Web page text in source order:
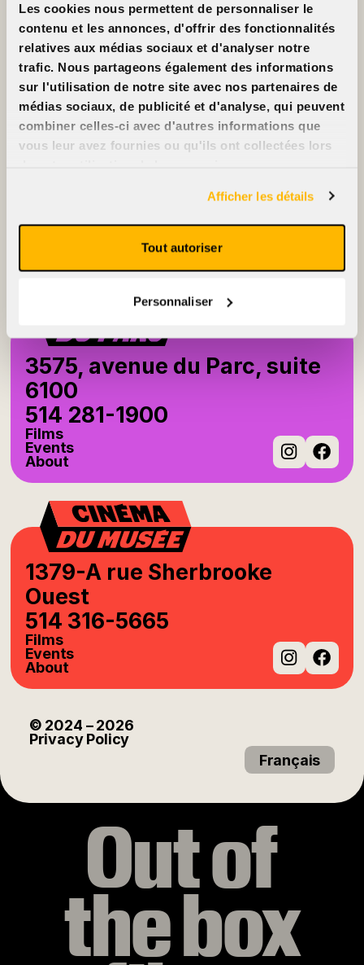
Les cookies nous permettent de personnaliser le
contenu et les annonces, d'offrir des fonctionnalités
relatives aux médias sociaux et d'analyser notre
trafic. Nous partageons également des informations
sur l'utilisation de notre site avec nos partenaires de
médias sociaux, de publicité et d'analyse, qui peuvent
combiner celles-ci avec d'autres informations que
vous leur avez fournies ou qu'ils ont collectées lors
Afficher les détails
Tout autoriser
Personnaliser
Prices
Movie cards
Rentals
FAQ
Accessibility
Advertise on our
screens
Support us
Cinéma Cinéma
Partners
Jobs
Contact us
Films
3575, avenue du Parc, suite
6100
514 281-1900
Films
Events
About
1379-A rue Sherbrooke
Ouest
514 316-5665
Films
Events
About
© 2024 – 2026
Privacy Policy
Français
Out of
the box